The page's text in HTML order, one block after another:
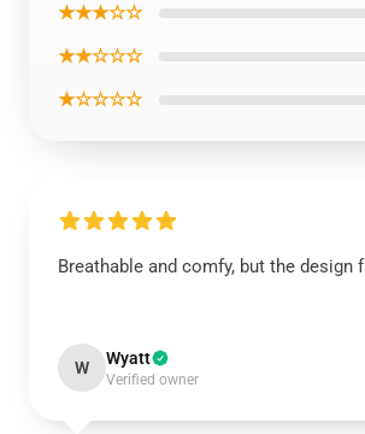
★★★☆☆
★★☆☆☆
★☆☆☆☆
Breathable and comfy, but the design
W Wyatt
Verified owner